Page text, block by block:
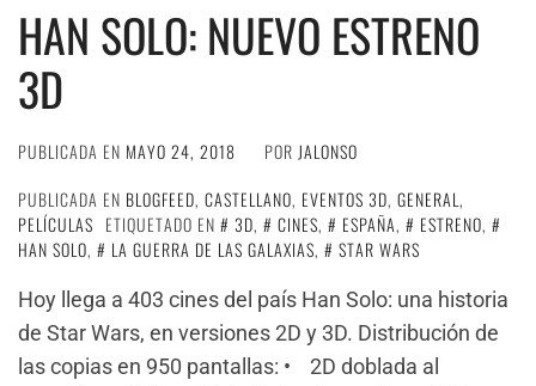
HAN SOLO: NUEVO ESTRENO
3D
PUBLICADA EN MAYO 24, 2018 POR JALONSO
PUBLICADA EN BLOGFEED, CASTELLANO, EVENTOS 3D, GENERAL,
PELÍCULAS ETIQUETADO EN 3D, CINES, ESPAÑA, ESTRENO,
HAN SOLO, LA GUERRA DE LAS GALAXIAS,
STAR WARS
Hoy llega a 403 cines del país Han Solo: una historia
de Star Wars, en versiones 2D y 3D. Distribución de
las copias en 950 pantallas: • 2D doblada al